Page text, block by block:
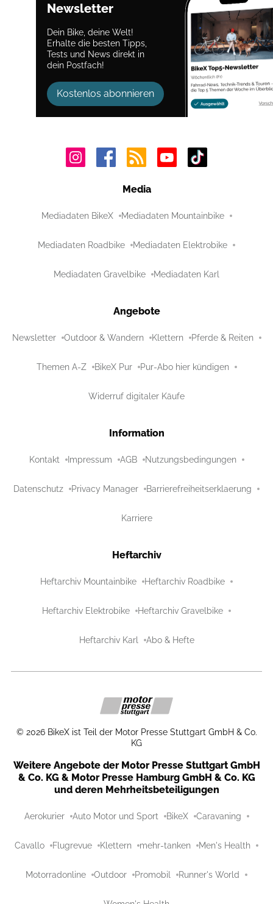
Newsletter
Dein Bike, deine Welt!
Erhalte die besten Tipps,
Tests und News direkt in
dein Postfach!
Kostenlos abonnieren
Media
Mediadaten BikeX Mediadaten Mountainbike
Mediadaten Roadbike Mediadaten Elektrobike
Mediadaten Gravelbike Mediadaten Karl
Angebote
Newsletter Outdoor & Wandern Klettern Pferde & Reiten
Themen A-Z BikeX Pur Pur-Abo hier kündigen
Widerruf digitaler Käufe
Information
Kontakt Impressum AGB Nutzungsbedingungen
Datenschutz Privacy Manager Barrierefreiheitserklaerung
Karriere
Heftarchiv
Heftarchiv Mountainbike Heftarchiv Roadbike
Heftarchiv Elektrobike Heftarchiv Gravelbike
Heftarchiv Karl Abo & Hefte
© 2026 BikeX ist Teil der Motor Presse Stuttgart GmbH & Co.
KG
Weitere Angebote der Motor Presse Stuttgart GmbH
& Co. KG & Motor Presse Hamburg GmbH & Co. KG
und deren Mehrheitsbeteiligungen
Aerokurier Auto Motor und Sport BikeX Caravaning
Cavallo Flugrevue Klettern mehr-tanken Men's Health
Motorradonline Outdoor Promobil Runner's World